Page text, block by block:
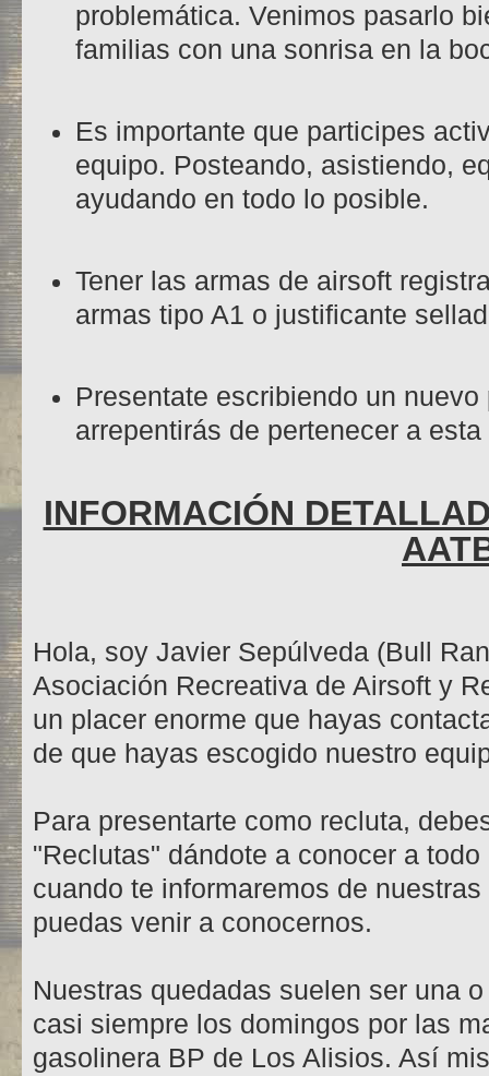
problemática. Venimos pasarlo
familias con una sonrisa en la
Es importante que participes
equipo. Posteando, asistiendo,
ayudando en todo lo posible.
Tener las armas de airsoft
armas tipo A1 o justificante
Presentate escribiendo un
arrepentirás de pertenecer a
INFORMACIÓN
Hola, soy Javier Sepúlveda (Bull
Asociación Recreativa de Airsoft y
un placer enorme que hayas
de que hayas escogido nuestro
Para presentarte como recluta,
"Reclutas" dándote a conocer a
cuando te informaremos de
puedas venir a conocernos.
Nuestras quedadas suelen ser una
casi siempre los domingos por las
gasolinera BP de Los Alisios. Así